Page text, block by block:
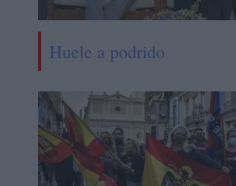
Huele a podrido